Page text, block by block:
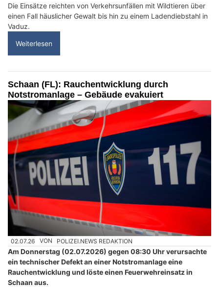
Die Einsätze reichten von Verkehrsunfällen mit Wildtieren über
einen Fall häuslicher Gewalt bis hin zu einem Ladendiebstahl in
Vaduz.
Weiterlesen
Schaan (FL): Rauchentwicklung durch
Notstromanlage – Gebäude evakuiert
02.07.26 VON POLIZEI.NEWS REDAKTION
Am Donnerstag (02.07.2026) gegen 08:30 Uhr verursachte
ein technischer Defekt an einer Notstromanlage eine
Rauchentwicklung und löste einen Feuerwehreinsatz in
Schaan aus.